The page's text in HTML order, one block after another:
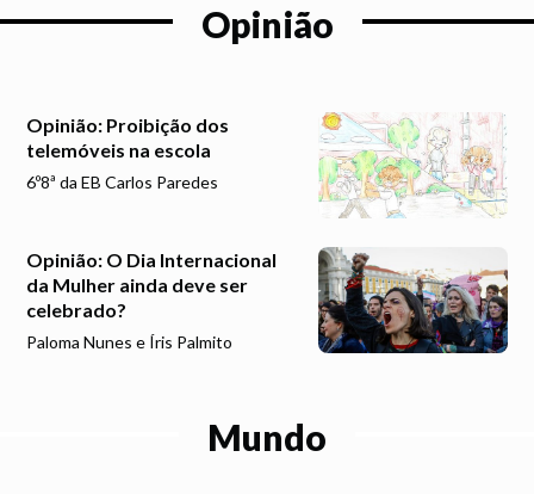
Opinião
Opinião: Proibição dos
telemóveis na escola
6º8ª da EB Carlos Paredes
Opinião: O Dia Internacional
da Mulher ainda deve ser
celebrado?
Paloma Nunes e Íris Palmito
Mundo